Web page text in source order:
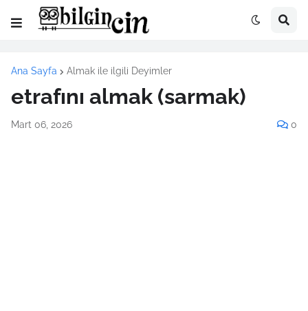
Ana Sayfa Almak ile ilgili Deyimler
etrafını almak (sarmak)
Mart 06, 2026 0